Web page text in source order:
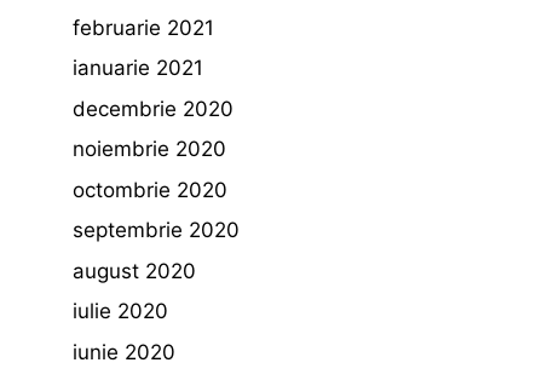
februarie 2021
ianuarie 2021
decembrie 2020
noiembrie 2020
octombrie 2020
septembrie 2020
august 2020
iulie 2020
iunie 2020